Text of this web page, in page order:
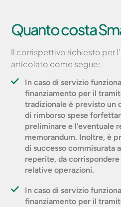
Quanto costa
Il corrispettivo richiesto per
articolato come segue:
In caso di servizio
finanziamento per il
tradizionale è previsto un
di rimborso spese
preliminare e l’eventuale
memorandum. Inoltre, è
di successo commisurata
reperite, da
relative operazioni.
In caso di servizio
finanziamento per il